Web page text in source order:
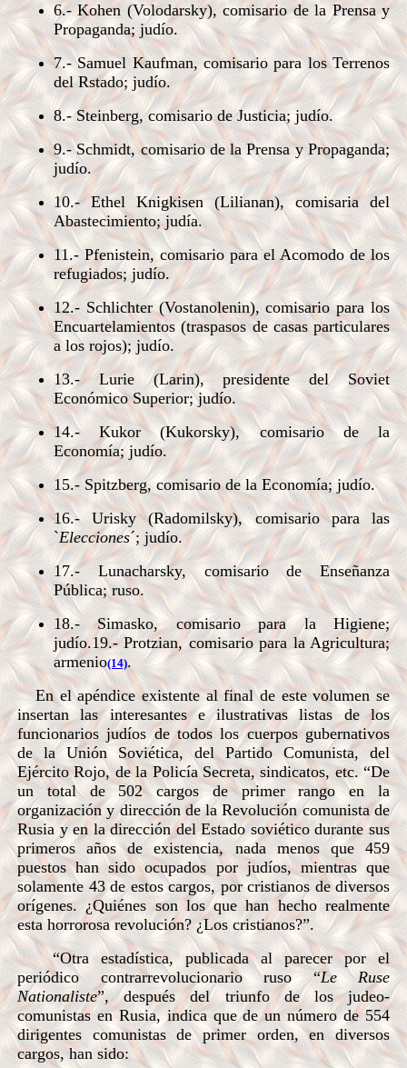
6.- Kohen (Volodarsky), comisario de la Prensa y
Propaganda; judío.
7.- Samuel Kaufman, comisario para los Terrenos
del Rstado; judío.
8.- Steinberg, comisario de Justicia; judío.
9.- Schmidt, comisario de la Prensa y Propaganda;
judío.
10.- Ethel Knigkisen (Lilianan), comisaria del
Abastecimiento; judía.
11.- Pfenistein, comisario para el Acomodo de los
refugiados; judío.
12.- Schlichter (Vostanolenin), comisario para los
Encuartelamientos (traspasos de casas particulares
a los rojos); judío.
13.- Lurie (Larin), presidente del Soviet
Económico Superior; judío.
14.- Kukor (Kukorsky), comisario de la
Economía; judío.
15.- Spitzberg, comisario de la Economía; judío.
16.- Urisky (Radomilsky), comisario para las
`Elecciones´; judío.
17.- Lunacharsky, comisario de Enseñanza
Pública; ruso.
18.- Simasko, comisario para la Higiene;
judío.19.- Protzian, comisario para la Agricultura;
armenio(14).
En el apéndice existente al final de este volumen se
insertan las interesantes e ilustrativas listas de los
funcionarios judíos de todos los cuerpos gubernativos
de la Unión Soviética, del Partido Comunista, del
Ejército Rojo, de la Policía Secreta, sindicatos, etc. “De
un total de 502 cargos de primer rango en la
organización y dirección de la Revolución comunista de
Rusia y en la dirección del Estado soviético durante sus
primeros años de existencia, nada menos que 459
puestos han sido ocupados por judíos, mientras que
solamente 43 de estos cargos, por cristianos de diversos
orígenes. ¿Quiénes son los que han hecho realmente
esta horrorosa revolución? ¿Los cristianos?”.
“Otra estadística, publicada al parecer por el
periódico contrarrevolucionario ruso “Le Ruse
Nationaliste”, después del triunfo de los judeo-
comunistas en Rusia, indica que de un número de 554
dirigentes comunistas de primer orden, en diversos
cargos, han sido: